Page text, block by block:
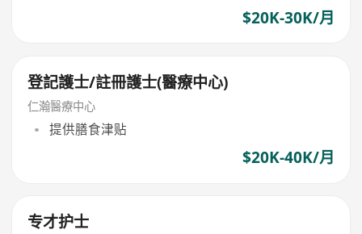
$20K-30K/月
登記護士/註冊護士(醫療中心)
仁瀚醫療中心
提供膳食津贴
$20K-40K/月
专才护士